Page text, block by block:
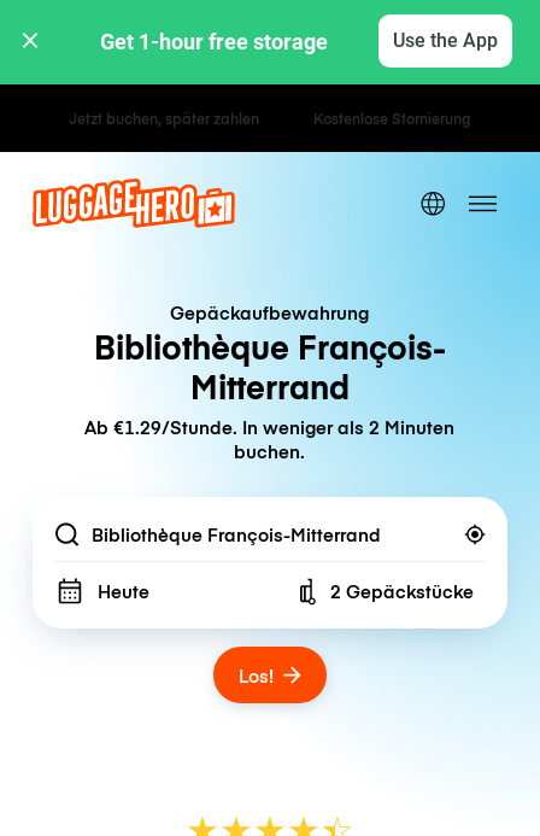
Get 1-hour free storage Use the App
Stunden- / Tagestarife
Gepäckaufbewahrung
Bibliothèque François-
Mitterrand
Ab €1.29/Stunde. In weniger als 2 Minuten
buchen.
Location
Heute Number of bags
2 Gepäckstücke
Los!